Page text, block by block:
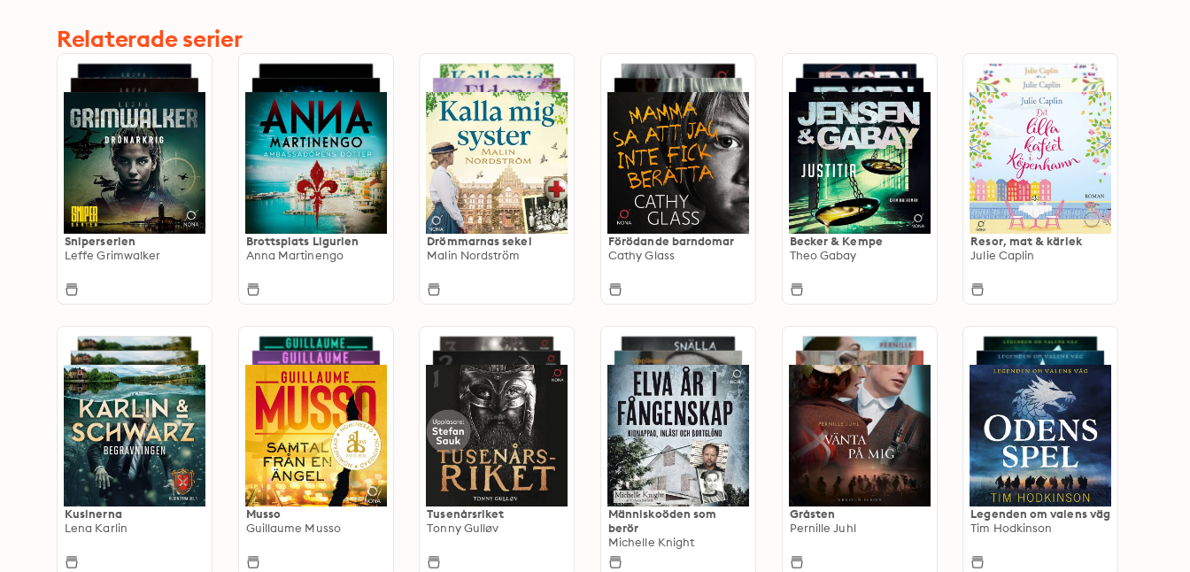
Relaterade serier
Sniperserien
Leffe Grimwalker
Brottsplats Ligurien
Anna Martinengo
Drömmarnas sekel
Malin Nordström
Förödande barndomar
Cathy Glass
Becker & Kempe
Theo Gabay
Resor, mat & kärlek
Julie Caplin
Kusinerna
Lena Karlin
Musso
Guillaume Musso
Tusenårsriket
Tonny Gulløv
Människoöden som
berör
Michelle Knight
Gråsten
Pernille Juhl
Legenden om valens väg
Tim Hodkinson